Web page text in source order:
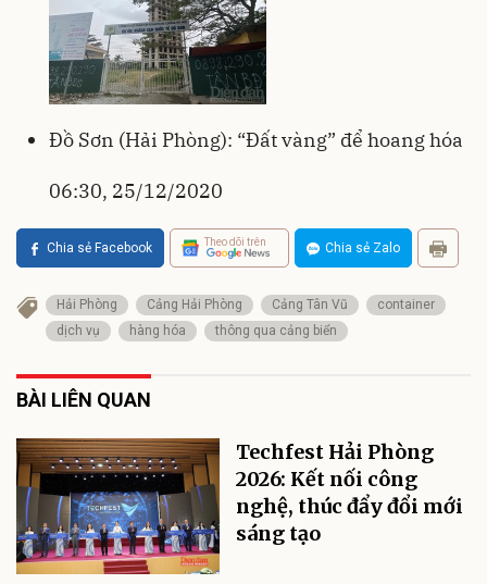
Đồ Sơn (Hải Phòng): “Đất vàng” để hoang hóa
06:30, 25/12/2020
Chia sẻ Facebook Theo dõi trên Chia sẻ Zalo
Hải Phòng Cảng Hải Phòng Cảng Tân Vũ
container
dịch vụ
hàng hóa thông qua cảng biển
BÀI LIÊN QUAN
Techfest Hải Phòng
2026: Kết nối công
nghệ, thúc đẩy đổi mới
sáng tạo